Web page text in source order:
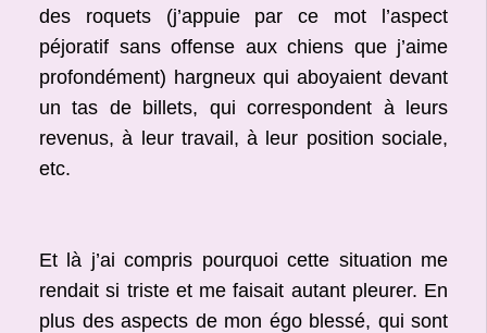
des roquets (j’appuie par ce mot l’aspect
péjoratif sans offense aux chiens que j’aime
profondément) hargneux qui aboyaient devant
un tas de billets, qui correspondent à leurs
revenus, à leur travail, à leur position sociale,
etc.
Et là j’ai compris pourquoi cette situation me
rendait si triste et me faisait autant pleurer. En
plus des aspects de mon égo blessé, qui sont